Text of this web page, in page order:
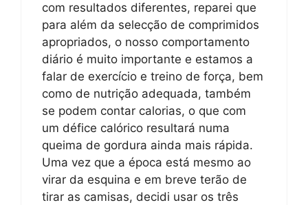
com resultados diferentes, reparei que
para além da selecção de comprimidos
apropriados, o nosso comportamento
diário é muito importante e estamos a
falar de exercício e treino de força, bem
como de nutrição adequada, também
se podem contar calorias, o que com
um défice calórico resultará numa
queima de gordura ainda mais rápida.
Uma vez que a época está mesmo ao
virar da esquina e em breve terão de
tirar as camisas, decidi usar os três